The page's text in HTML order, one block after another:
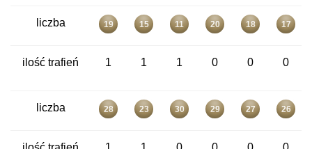
liczba 19 15 11 20 18 17
ilość trafień 1 1 1 0 0 0
liczba 28 23 30 29 27 26